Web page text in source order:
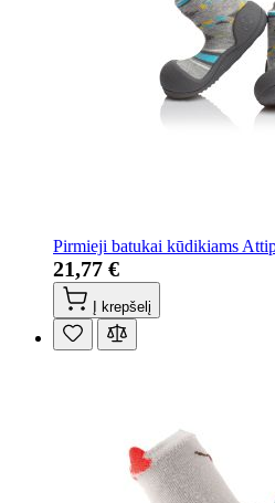
Pirmieji batukai kūdikiams
21,77 €
Į krepšelį